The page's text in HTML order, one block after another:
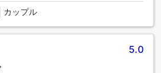
カップル
5.0